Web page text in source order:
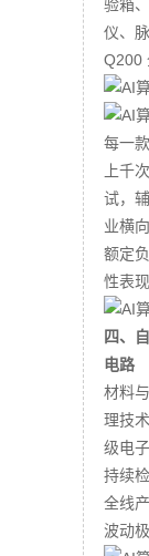
验箱
仪、
Q200
每一
上千
试，
业横
额定
性表
四、
电路
材料
理技
级电
持续
全线
波动